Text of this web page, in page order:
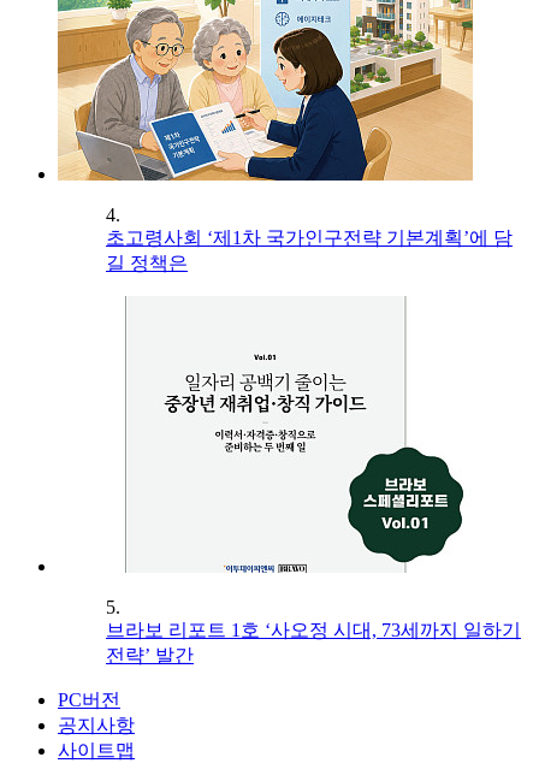
4.
초고령사회 ‘제1차 국가인구전략 기본계획’에 담
길 정책은
5.
브라보 리포트 1호 ‘사오정 시대, 73세까지 일하기
전략’ 발간
PC버전
공지사항
사이트맵